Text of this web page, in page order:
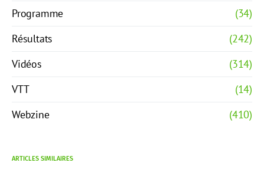
Programme
(34)
Résultats
(242)
Vidéos
(314)
VTT
(14)
Webzine
(410)
ARTICLES SIMILAIRES